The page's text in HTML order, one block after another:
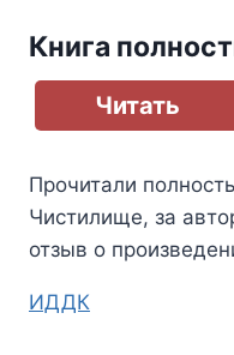
Книга
Читать
Прочитали
Чистилище, за
отзыв о
Метки
ИДДК